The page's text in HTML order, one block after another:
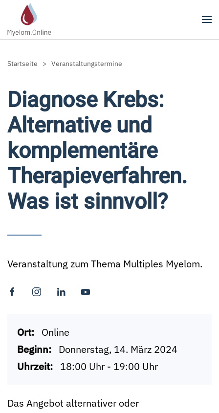
Zum Hauptinhalt springen
Startseite Veranstaltungstermine
Diagnose Krebs:
Alternative und
komplementäre
Therapieverfahren.
Was ist sinnvoll?
Veranstaltung zum Thema Multiples Myelom.
Ort: Online
Beginn: Donnerstag, 14. März 2024
Uhrzeit: 18:00 Uhr - 19:00 Uhr
Das Angebot alternativer oder